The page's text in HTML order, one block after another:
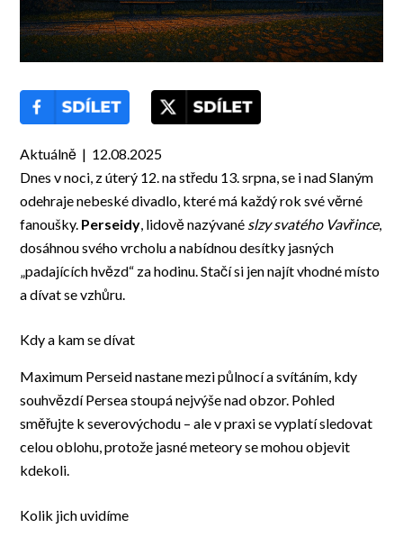
Aktuálně | 12.08.2025
Dnes v noci, z úterý 12. na středu 13. srpna, se i nad Slaným
odehraje nebeské divadlo, které má každý rok své věrné
fanoušky. Perseidy, lidově nazývané slzy svatého Vavřince,
dosáhnou svého vrcholu a nabídnou desítky jasných
„padajících hvězd“ za hodinu. Stačí si jen najít vhodné místo
a dívat se vzhůru.
Kdy a kam se dívat
Maximum Perseid nastane mezi půlnocí a svítáním, kdy
souhvězdí Persea stoupá nejvýše nad obzor. Pohled
směřujte k severovýchodu – ale v praxi se vyplatí sledovat
celou oblohu, protože jasné meteory se mohou objevit
kdekoli.
Kolik jich uvidíme